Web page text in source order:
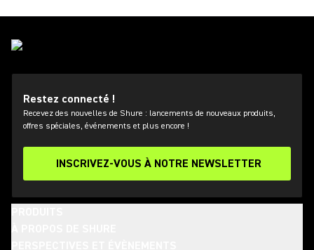
Restez connecté !
Recevez des nouvelles de Shure : lancements de nouveaux produits,
offres spéciales, événements et plus encore !
INSCRIVEZ-VOUS À NOTRE NEWSLETTER